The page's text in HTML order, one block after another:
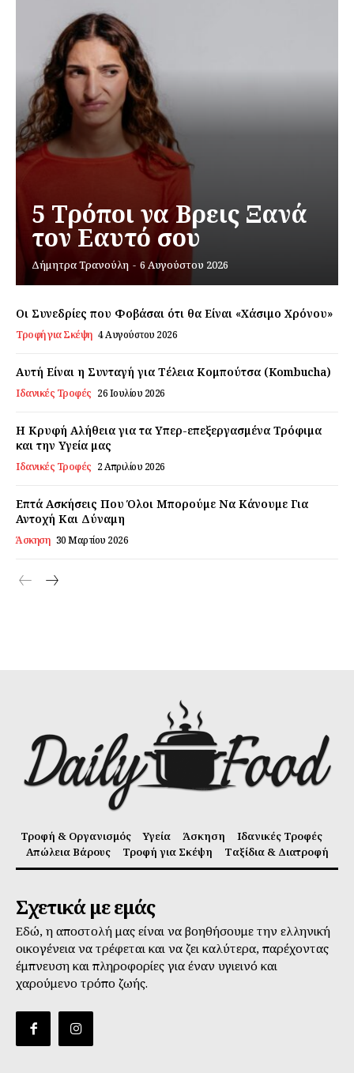
Εγγραφείτε τώρα!
Daily Food
Σχετικά με εμάς
Ο λογαριασμός μου
Επικοινωνία
5 Τρόποι να Βρεις Ξανά
τον Εαυτό σου
Δήμητρα Τρανούλη - 6 Αυγούστου 2026
Οι Συνεδρίες που Φοβάσαι ότι θα Είναι «Χάσιμο Χρόνου»
Τροφή για Σκέψη 4 Αυγούστου 2026
Αυτή Είναι η Συνταγή για Τέλεια Κομπούτσα (Kombucha)
Ιδανικές Τροφές 26 Ιουλίου 2026
Η Κρυφή Αλήθεια για τα Υπερ-επεξεργασμένα Τρόφιμα
και την Υγεία μας
Ιδανικές Τροφές 2 Απριλίου 2026
Επτά Ασκήσεις Που Όλοι Μπορούμε Να Κάνουμε Για
Αντοχή Και Δύναμη
Άσκηση 30 Μαρτίου 2026
Τροφή & Οργανισμός Υγεία Άσκηση
Ιδανικές Τροφές
Απώλεια Βάρους
Τροφή για Σκέψη Ταξίδια & Διατροφή
Σχετικά με εμάς
Εδώ, η αποστολή μας είναι να βοηθήσουμε την ελληνική
οικογένεια να τρέφεται και να ζει καλύτερα, παρέχοντας
έμπνευση και πληροφορίες για έναν υγιεινό και
χαρούμενο τρόπο ζωής.